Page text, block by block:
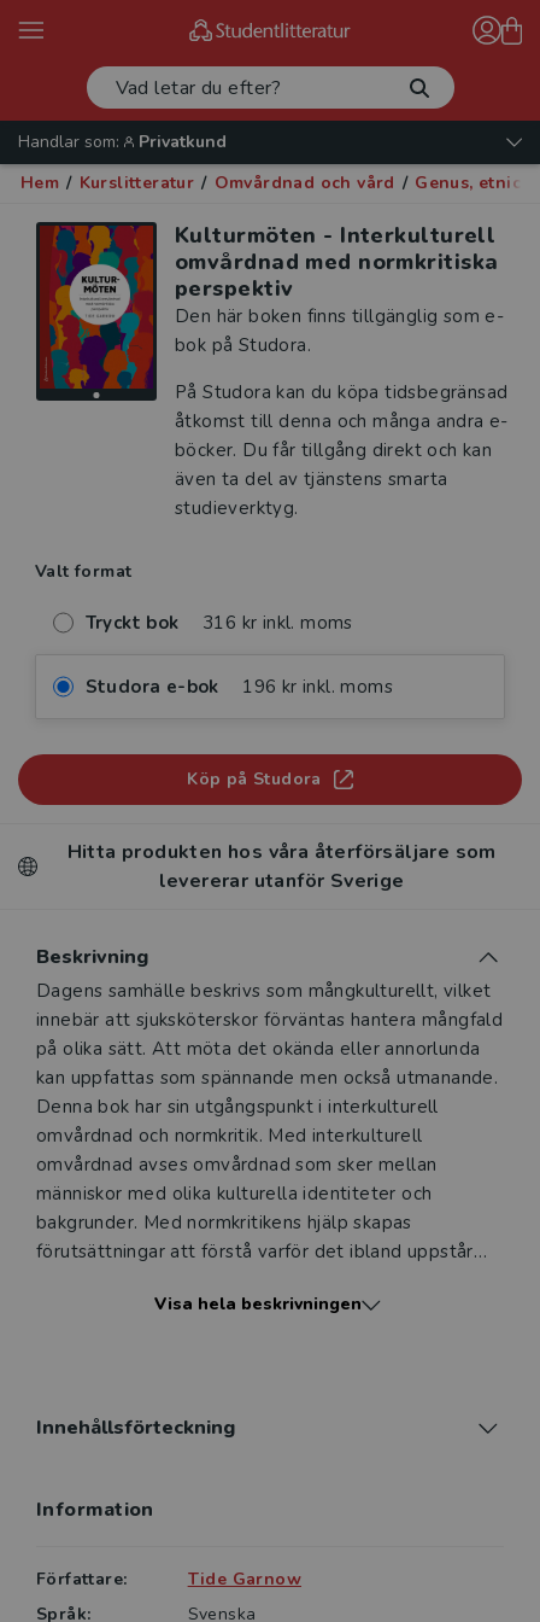
Handlar som:
Privatkund
Hem / Kurslitteratur / Omvårdnad och vård / Genus,
Kulturmöten - Interkulturell
omvårdnad med normkritiska
perspektiv
Den här boken finns tillgänglig som e-
bok på Studora.
På Studora kan du köpa tidsbegränsad
åtkomst till denna och många andra e-
böcker. Du får tillgång direkt och kan
även ta del av tjänstens smarta
studieverktyg.
Valt format
Tryckt bok 316 kr inkl. moms
Studora e-bok 196 kr inkl. moms
Köp på Studora
Hitta produkten hos våra återförsäljare som
levererar utanför Sverige
Beskrivning
Beskrivning
Dagens samhälle beskrivs som mångkulturellt, vilket
innebär att sjuksköterskor förväntas hantera mångfald
på olika sätt. Att möta det okända eller annorlunda
kan uppfattas som spännande men också utmanande.
Denna bok har sin utgångspunkt i interkulturell
omvårdnad och normkritik. Med interkulturell
omvårdnad avses omvårdnad som sker mellan
människor med olika kulturella identiteter och
bakgrunder. Med normkritikens hjälp skapas
förutsättningar att förstå varför det ibland uppstår
hänger samman. Därefter följer tre delar, varav den
kan förhålla oss kritiska till det som skapar hinder i
fokus på de verktyg som kan användas för att
Visa hela beskrivningen
Innehållsförteckning
Information
Författare:
Tide Garnow
Språk:
Svenska